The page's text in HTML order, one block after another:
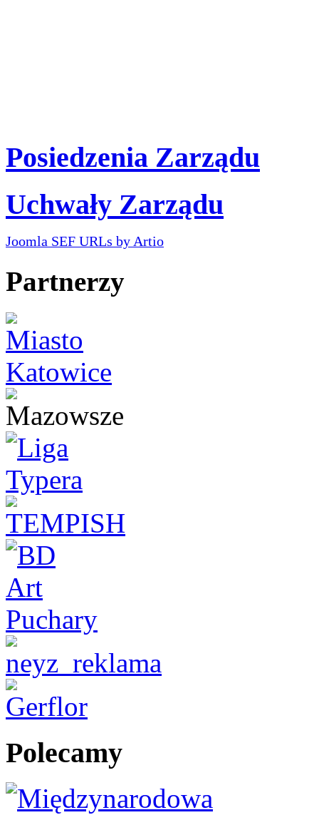
Posiedzenia Zarządu
Uchwały Zarządu
Joomla SEF URLs by Artio
Partnerzy
Polecamy